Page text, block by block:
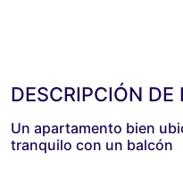
DESCRIPCIÓN DE
Un apartamento bien
tranquilo con un balcón